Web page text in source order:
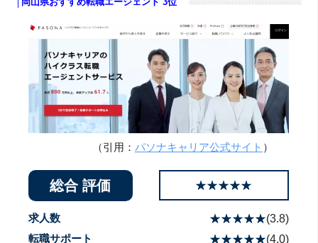
（引用： パソナキャリア公式サイト ）
総合 評価 ☆☆☆☆☆
★★★★★
求人数 ☆☆☆☆☆
★★★★★(3.8)
転職サポート
☆☆☆☆☆
★★★★★(4.0)